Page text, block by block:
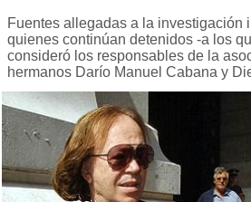
Fuentes allegadas a la investigación
quienes continúan detenidos -a los
consideró los responsables de la
hermanos Darío Manuel Cabana y